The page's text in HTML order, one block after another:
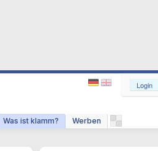
Was ist klamm? Werben
Login